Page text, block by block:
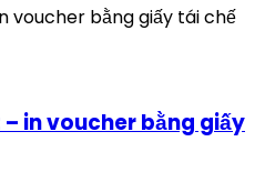
in voucher bằng giấy